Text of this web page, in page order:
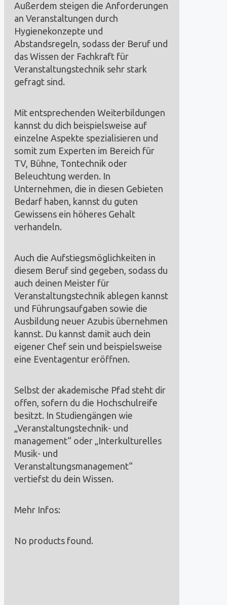
Außerdem steigen die Anforderungen
an Veranstaltungen durch
Hygienekonzepte und
Abstandsregeln, sodass der Beruf und
das Wissen der Fachkraft für
Veranstaltungstechnik sehr stark
gefragt sind.
Mit entsprechenden Weiterbildungen
kannst du dich beispielsweise auf
einzelne Aspekte spezialisieren und
somit zum Experten im Bereich für
TV, Bühne, Tontechnik oder
Beleuchtung werden. In
Unternehmen, die in diesen Gebieten
Bedarf haben, kannst du guten
Gewissens ein höheres Gehalt
verhandeln.
Auch die Aufstiegsmöglichkeiten in
diesem Beruf sind gegeben, sodass du
auch deinen Meister für
Veranstaltungstechnik ablegen kannst
und Führungsaufgaben sowie die
Ausbildung neuer Azubis übernehmen
kannst. Du kannst damit auch dein
eigener Chef sein und beispielsweise
eine Eventagentur eröffnen.
Selbst der akademische Pfad steht dir
offen, sofern du die Hochschulreife
besitzt. In Studiengängen wie
„Veranstaltungstechnik- und
management“ oder „Interkulturelles
Musik- und
Veranstaltungsmanagement“
vertiefst du dein Wissen.
Mehr Infos:
No products found.